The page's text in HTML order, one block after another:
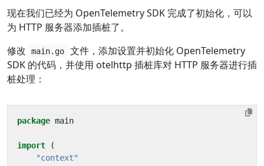
现在我们已经为 OpenTelemetry SDK 完成了初始化，可以
为 HTTP 服务器添加插桩了。
修改
main.go
文件，添加设置并初始化 OpenTelemetry
SDK 的代码，并使用 otelhttp 插桩库对 HTTP 服务器进行插
桩处理：
package main
import
(
"context"